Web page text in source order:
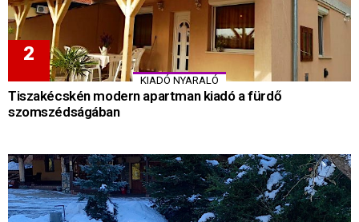
KIADÓ NYARALÓ
Tiszakécskén modern apartman kiadó a fürdő
szomszédságában